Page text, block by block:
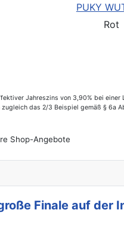
Jahreszins von 3,90% bei
das 2/3 Beispiel gemäß § 6a
Shop-Angebote
Finale auf der